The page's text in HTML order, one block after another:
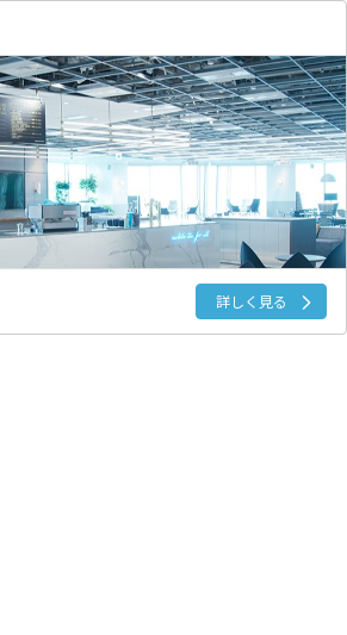
詳しく見る